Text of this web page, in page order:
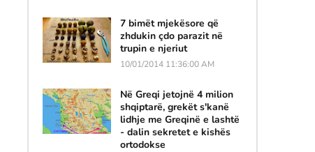
7 bimët mjekësore që
zhdukin çdo parazit në
trupin e njeriut
10/01/2014 11:36:00 AM
Në Greqi jetojnë 4 milion
shqiptarë, grekët s'kanë
lidhje me Greqinë e lashtë
- dalin sekretet e kishës
ortodokse